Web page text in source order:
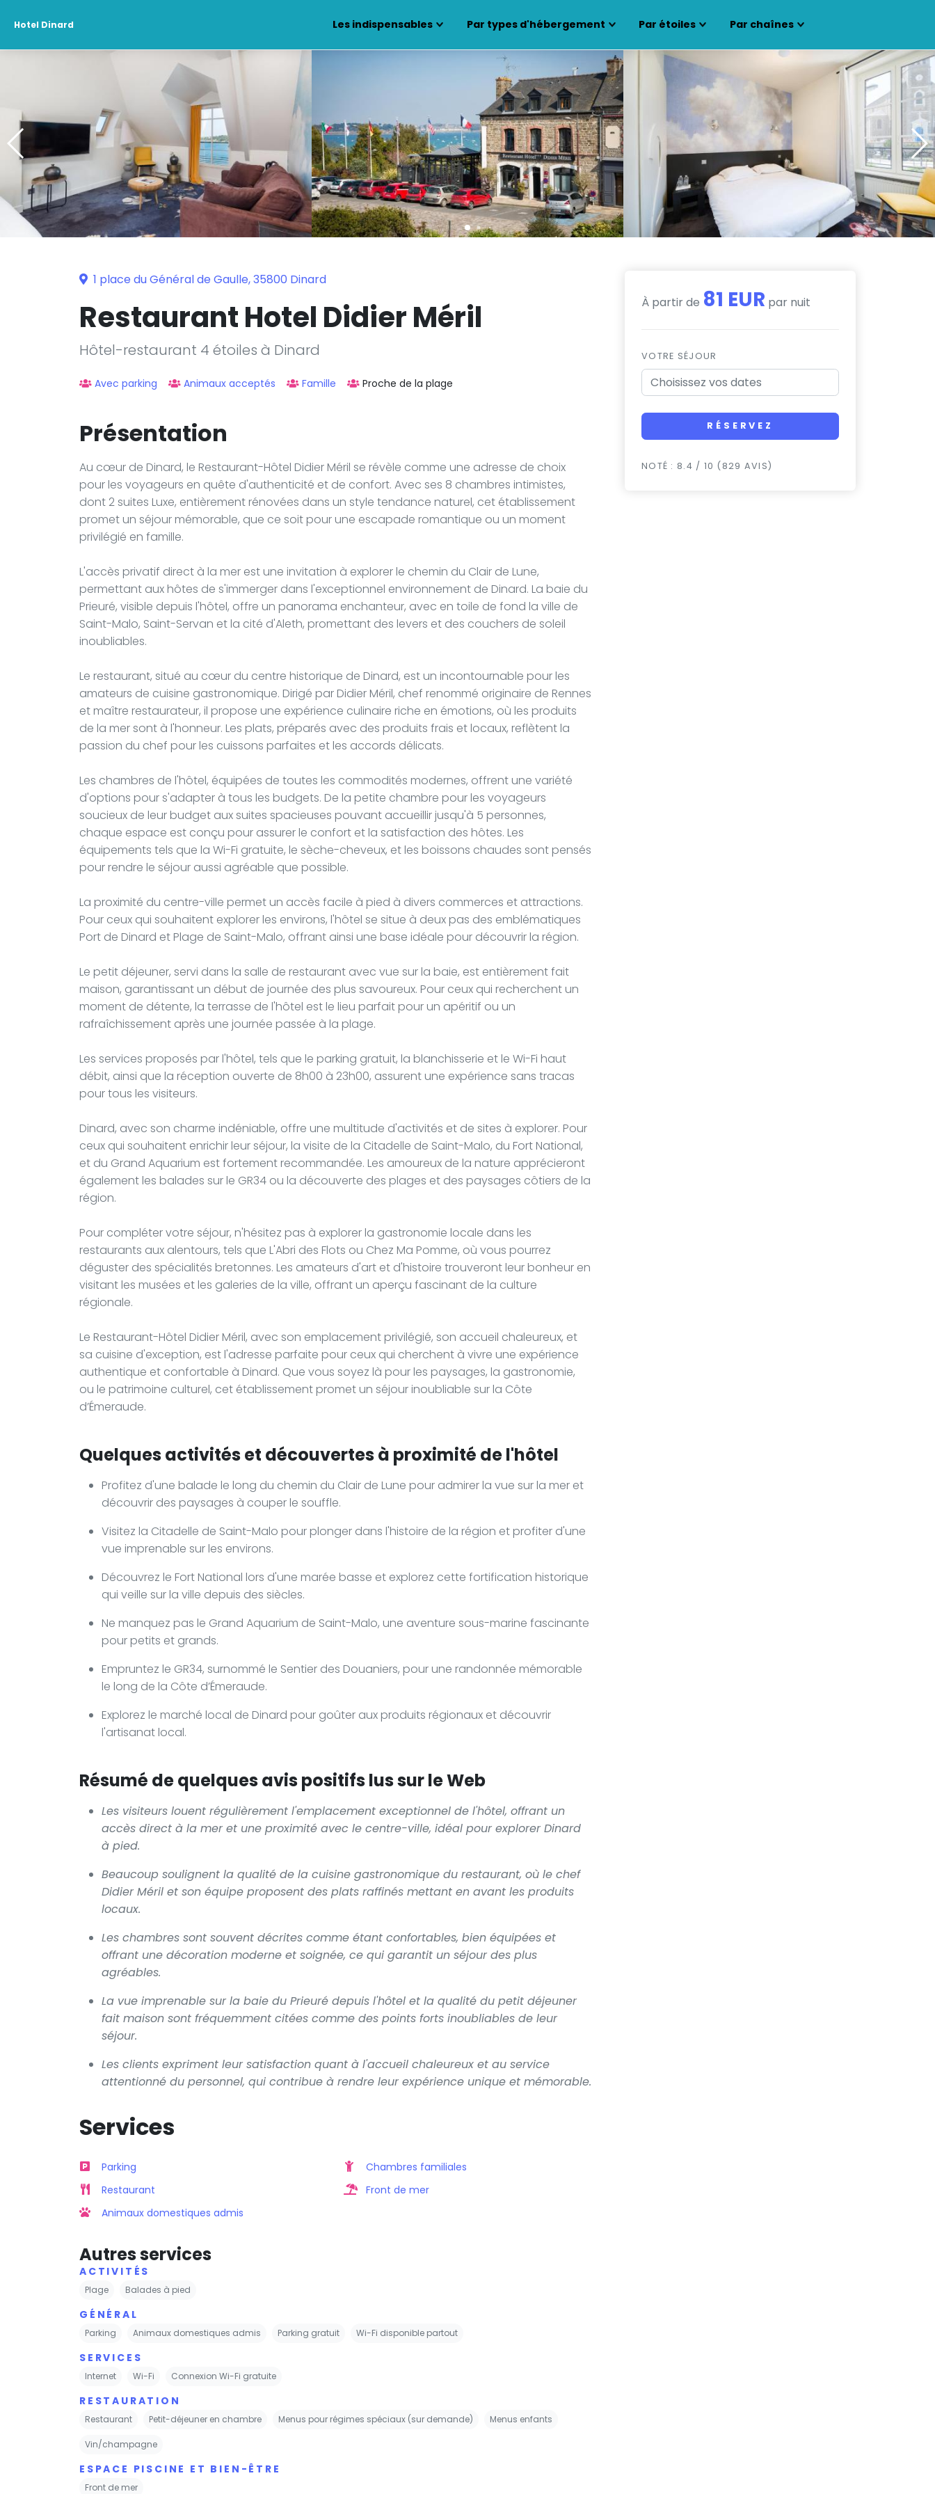
Hotel Dinard Les indispensables Par types d'hébergement Par étoiles Par chaînes
1 place du Général de Gaulle, 35800 Dinard
Restaurant Hotel Didier Méril
Hôtel-restaurant 4 étoiles à Dinard
Avec parking Animaux acceptés Famille Proche de la plage
Présentation
Au cœur de Dinard, le Restaurant-Hôtel Didier Méril se révèle comme une adresse de choix
pour les voyageurs en quête d'authenticité et de confort. Avec ses 8 chambres intimistes,
dont 2 suites Luxe, entièrement rénovées dans un style tendance naturel, cet établissement
promet un séjour mémorable, que ce soit pour une escapade romantique ou un moment
privilégié en famille.
L'accès privatif direct à la mer est une invitation à explorer le chemin du Clair de Lune,
permettant aux hôtes de s'immerger dans l'exceptionnel environnement de Dinard. La baie du
Prieuré, visible depuis l'hôtel, offre un panorama enchanteur, avec en toile de fond la ville de
Saint-Malo, Saint-Servan et la cité d'Aleth, promettant des levers et des couchers de soleil
inoubliables.
Le restaurant, situé au cœur du centre historique de Dinard, est un incontournable pour les
amateurs de cuisine gastronomique. Dirigé par Didier Méril, chef renommé originaire de Rennes
et maître restaurateur, il propose une expérience culinaire riche en émotions, où les produits
de la mer sont à l'honneur. Les plats, préparés avec des produits frais et locaux, reflètent la
passion du chef pour les cuissons parfaites et les accords délicats.
Les chambres de l'hôtel, équipées de toutes les commodités modernes, offrent une variété
d'options pour s'adapter à tous les budgets. De la petite chambre pour les voyageurs
soucieux de leur budget aux suites spacieuses pouvant accueillir jusqu'à 5 personnes,
chaque espace est conçu pour assurer le confort et la satisfaction des hôtes. Les
équipements tels que la Wi-Fi gratuite, le sèche-cheveux, et les boissons chaudes sont pensés
pour rendre le séjour aussi agréable que possible.
La proximité du centre-ville permet un accès facile à pied à divers commerces et attractions.
Pour ceux qui souhaitent explorer les environs, l'hôtel se situe à deux pas des emblématiques
Port de Dinard et Plage de Saint-Malo, offrant ainsi une base idéale pour découvrir la région.
Le petit déjeuner, servi dans la salle de restaurant avec vue sur la baie, est entièrement fait
maison, garantissant un début de journée des plus savoureux. Pour ceux qui recherchent un
moment de détente, la terrasse de l'hôtel est le lieu parfait pour un apéritif ou un
rafraîchissement après une journée passée à la plage.
Les services proposés par l'hôtel, tels que le parking gratuit, la blanchisserie et le Wi-Fi haut
débit, ainsi que la réception ouverte de 8h00 à 23h00, assurent une expérience sans tracas
pour tous les visiteurs.
Dinard, avec son charme indéniable, offre une multitude d'activités et de sites à explorer. Pour
ceux qui souhaitent enrichir leur séjour, la visite de la Citadelle de Saint-Malo, du Fort National,
et du Grand Aquarium est fortement recommandée. Les amoureux de la nature apprécieront
également les balades sur le GR34 ou la découverte des plages et des paysages côtiers de la
région.
Pour compléter votre séjour, n'hésitez pas à explorer la gastronomie locale dans les
restaurants aux alentours, tels que L'Abri des Flots ou Chez Ma Pomme, où vous pourrez
déguster des spécialités bretonnes. Les amateurs d'art et d'histoire trouveront leur bonheur en
visitant les musées et les galeries de la ville, offrant un aperçu fascinant de la culture
régionale.
Le Restaurant-Hôtel Didier Méril, avec son emplacement privilégié, son accueil chaleureux, et
sa cuisine d'exception, est l'adresse parfaite pour ceux qui cherchent à vivre une expérience
authentique et confortable à Dinard. Que vous soyez là pour les paysages, la gastronomie,
ou le patrimoine culturel, cet établissement promet un séjour inoubliable sur la Côte
d’Émeraude.
Quelques activités et découvertes à proximité de l'hôtel
Profitez d'une balade le long du chemin du Clair de Lune pour admirer la vue sur la mer et
découvrir des paysages à couper le souffle.
Visitez la Citadelle de Saint-Malo pour plonger dans l'histoire de la région et profiter d'une
vue imprenable sur les environs.
Découvrez le Fort National lors d'une marée basse et explorez cette fortification historique
qui veille sur la ville depuis des siècles.
Ne manquez pas le Grand Aquarium de Saint-Malo, une aventure sous-marine fascinante
pour petits et grands.
Empruntez le GR34, surnommé le Sentier des Douaniers, pour une randonnée mémorable
le long de la Côte d’Émeraude.
Explorez le marché local de Dinard pour goûter aux produits régionaux et découvrir
l'artisanat local.
Résumé de quelques avis positifs lus sur le Web
Les visiteurs louent régulièrement l'emplacement exceptionnel de l'hôtel, offrant un
accès direct à la mer et une proximité avec le centre-ville, idéal pour explorer Dinard
à pied.
Beaucoup soulignent la qualité de la cuisine gastronomique du restaurant, où le chef
Didier Méril et son équipe proposent des plats raffinés mettant en avant les produits
locaux.
Les chambres sont souvent décrites comme étant confortables, bien équipées et
offrant une décoration moderne et soignée, ce qui garantit un séjour des plus
agréables.
La vue imprenable sur la baie du Prieuré depuis l'hôtel et la qualité du petit déjeuner
fait maison sont fréquemment citées comme des points forts inoubliables de leur
séjour.
Les clients expriment leur satisfaction quant à l'accueil chaleureux et au service
attentionné du personnel, qui contribue à rendre leur expérience unique et mémorable.
Services
Parking
Restaurant
Animaux domestiques admis
Chambres familiales
Front de mer
Autres services
ACTIVITÉS
Plage Balades à pied
GÉNÉRAL
Parking Animaux domestiques admis Parking gratuit Wi-Fi disponible partout
SERVICES
Internet Wi-Fi Connexion Wi-Fi gratuite
RESTAURATION
Restaurant Petit-déjeuner en chambre Menus pour régimes spéciaux (sur demande) Menus enfants
Vin/champagne
ESPACE PISCINE ET BIEN-ÊTRE
Front de mer
À partir de 81 EUR par nuit
VOTRE SÉJOUR
RÉSERVEZ
NOTÉ : 8.4 / 10 (829 AVIS)